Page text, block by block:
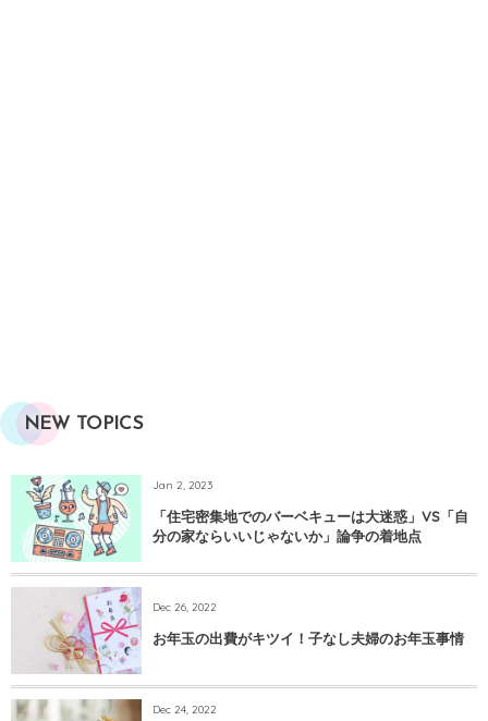
NEW TOPICS
Jan 2, 2023
「住宅密集地でのバーベキューは大迷惑」VS「自
分の家ならいいじゃないか」論争の着地点
Dec 26, 2022
お年玉の出費がキツイ！子なし夫婦のお年玉事情
Dec 24, 2022